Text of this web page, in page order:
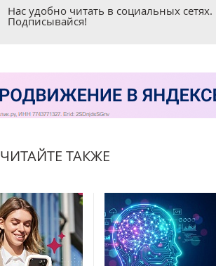
Нас удобно читать в социальных сетях.
Подписывайся!
ЧИТАЙТЕ ТАКЖЕ